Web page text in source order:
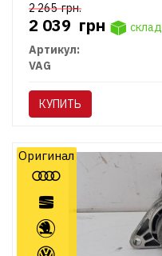
2 265грн.
2 039 грн
склад
Артикул:
VAG
КУПИТЬ
Оригинал